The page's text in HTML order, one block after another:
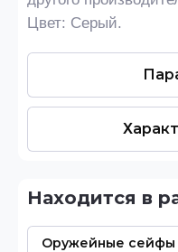
Цвет: Серый.
Находится в
Оружейные